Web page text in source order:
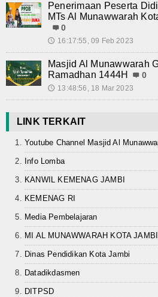
Penerimaan Peserta
MTs Al Munawwarah
0
🕔 16:17:55, 09 Feb 2023
Masjid Al Munawwarah
Ramadhan 1444H
0
🕔 13:48:56, 18 Mar 2023
LINK TERKAIT
Youtube Channel Masjid Al
Info Lomba
KANWIL KEMENAG JAMBI
KEMENAG RI
Media Pembelajaran
MI AL MUNAWWARAH KOTA
Dinas Pendidikan Kota Jambi
Datadikdasmen
DITPSD